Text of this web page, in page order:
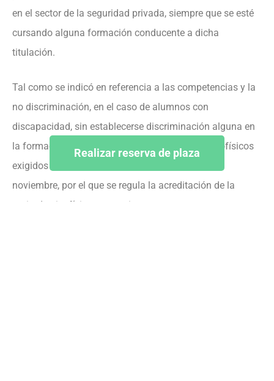
en el sector de la seguridad privada, siempre que se esté
cursando alguna formación conducente a dicha
titulación.
Tal como se indicó en referencia a las competencias y la
no discriminación, en el caso de alumnos con
discapacidad, sin establecerse discriminación alguna en
la formación, se informará de los requisitos psicofísicos
exigidos en el Real Decreto 2487/1998, de 20 de
noviembre, por el que se regula la acreditación de la
aptitud psicofísica necesaria para tener y usar armas y
Realizar reserva de plaza